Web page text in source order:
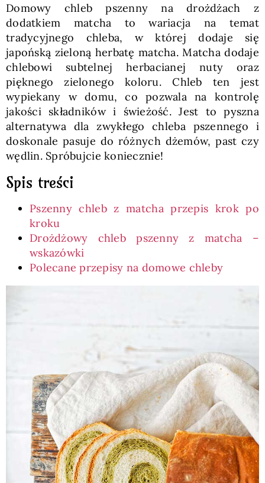
Domowy chleb pszenny na drożdżach z
dodatkiem matcha to wariacja na temat
tradycyjnego chleba, w której dodaje się
japońską zieloną herbatę matcha. Matcha dodaje
chlebowi subtelnej herbacianej nuty oraz
pięknego zielonego koloru. Chleb ten jest
wypiekany w domu, co pozwala na kontrolę
jakości składników i świeżość. Jest to pyszna
alternatywa dla zwykłego chleba pszennego i
doskonale pasuje do różnych dżemów, past czy
wędlin. Spróbujcie koniecznie!
Spis treści
Pszenny chleb z matcha przepis krok po
kroku
Drożdżowy chleb pszenny z matcha –
wskazówki
Polecane przepisy na domowe chleby